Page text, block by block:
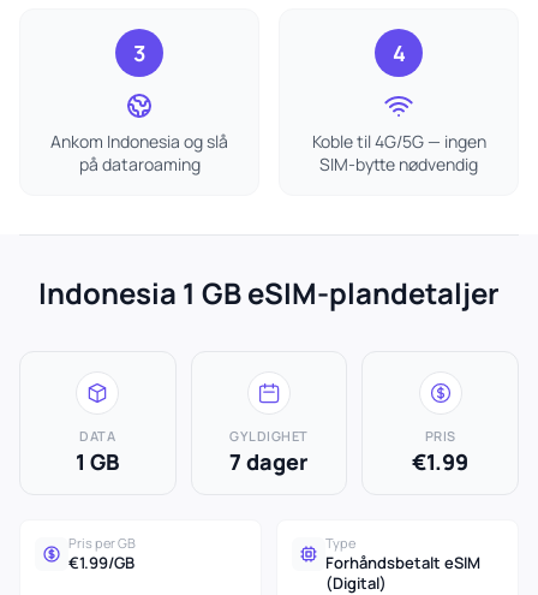
3
Ankom Indonesia og slå
på dataroaming
4
Koble til 4G/5G — ingen
SIM-bytte nødvendig
Indonesia 1 GB eSIM-plandetaljer
DATA
1 GB
GYLDIGHET
7 dager
PRIS
€1.99
Pris per GB
€1.99/GB
Type
Forhåndsbetalt eSIM
(Digital)